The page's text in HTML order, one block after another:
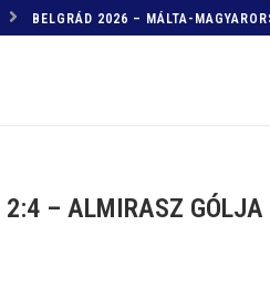
HELYZETKÉP AZ EB-RŐL – A
2:4 – ALMIRASZ GÓLJA